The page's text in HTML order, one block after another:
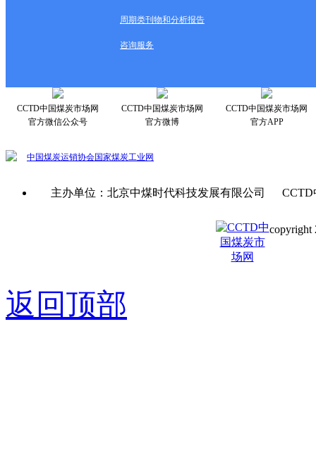
周期类刊物和分析报告
咨询服务
CCTD中国煤炭市场网
官方微信公众号
CCTD中国煤炭市场网
官方微博
CCTD中国煤炭市场网
官方APP
中国煤炭运销协会国家煤炭工业网
主办单位：北京中煤时代科技发展有限公司
copyright
返回顶部